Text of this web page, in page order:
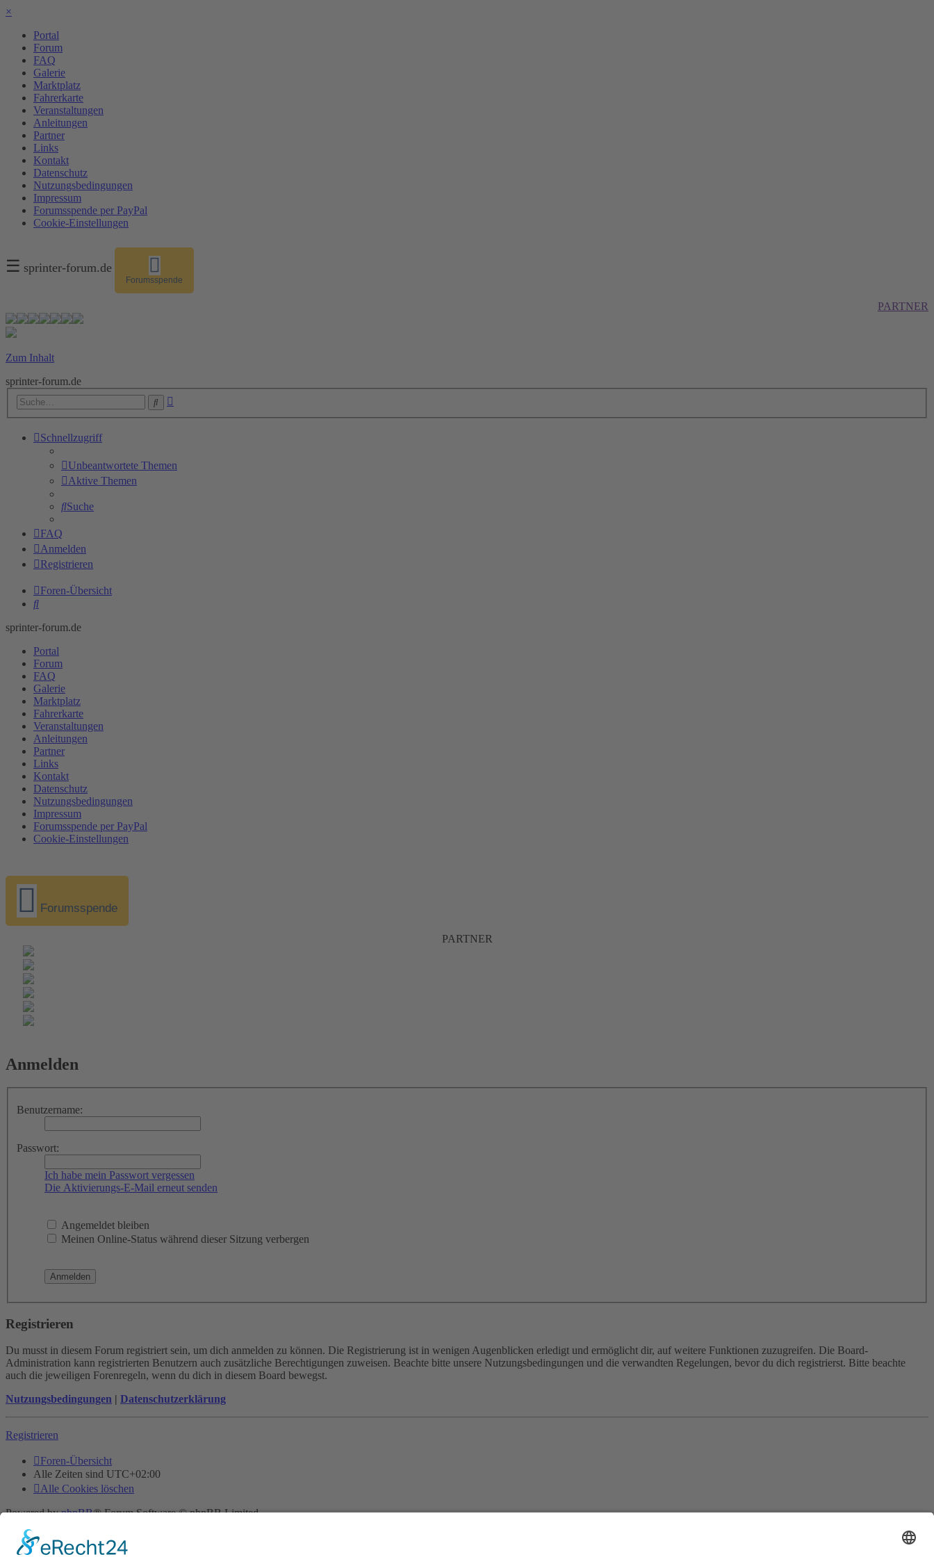
×
Portal
Forum
FAQ
Galerie
Marktplatz
Fahrerkarte
Veranstaltungen
Anleitungen
Partner
Links
Kontakt
Datenschutz
Nutzungsbedingungen
Impressum
Forumsspende per PayPal
Cookie-Einstellungen
☰ sprinter-forum.de
Forumsspende
PARTNER
Zum Inhalt
sprinter-forum.de
Suche
Schnellzugriff
Unbeantwortete Themen
Aktive Themen
Suche
FAQ
Anmelden
Registrieren
Foren-Übersicht
Suche
sprinter-forum.de
Portal
Forum
FAQ
Galerie
Marktplatz
Fahrerkarte
Veranstaltungen
Anleitungen
Partner
Links
Kontakt
Datenschutz
Nutzungsbedingungen
Impressum
Forumsspende per PayPal
Cookie-Einstellungen
Forumsspende
PARTNER
Anmelden
Benutzername:
Passwort:
Ich habe mein Passwort vergessen
Die Aktivierungs-E-Mail erneut senden
Angemeldet bleiben
Meinen Online-Status während dieser Sitzung verbergen
Registrieren
Du musst in diesem Forum registriert sein, um dich anmelden zu können. Die Registrierung ist in wenigen Augenblicken erledigt und ermöglicht dir, auf weitere Funktionen zuzugreifen. Die Board-
Administration kann registrierten Benutzern auch zusätzliche Berechtigungen zuweisen. Beachte bitte unsere Nutzungsbedingungen und die verwandten Regelungen, bevor du dich registrierst. Bitte beachte
auch die jeweiligen Forenregeln, wenn du dich in diesem Board bewegst.
Nutzungsbedingungen | Datenschutzerklärung
Registrieren
Foren-Übersicht
Alle Zeiten sind UTC+02:00
Alle Cookies löschen
Powered byphpBB® Forum Software © phpBB Limited
Deutsche Übersetzung durch